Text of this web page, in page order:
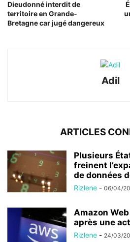
Dieudonné interdit de
territoire en Grande-
Bretagne car jugé dangereux
Adil
ARTICLES
Plusieurs
freinent
de données
Rizlene - 06/04/
Amazon
après une
Rizlene - 24/03/